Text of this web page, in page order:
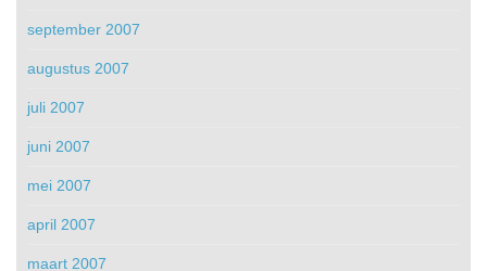
september 2007
augustus 2007
juli 2007
juni 2007
mei 2007
april 2007
maart 2007